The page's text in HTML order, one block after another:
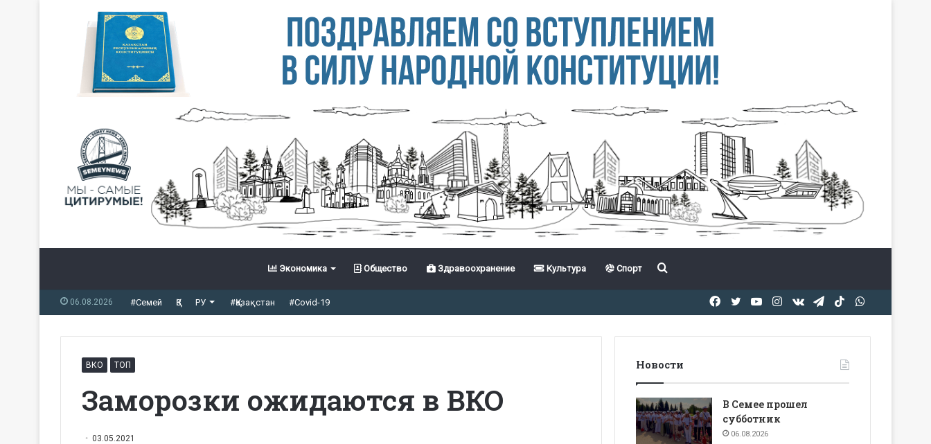
Экономика Общество Здравоохранение Культура Спорт Іздеу
06.08.2026 #Семей ҚЗ РУ #Қазақстан #Covid-19 TikTok
Telegram
vk.com
Instagram
YouTube
Twitter
Facebook
ВКО ТОП
Заморозки ожидаются в ВКО
03.05.2021
Новости
В Семее прошел
субботник
06.08.2026